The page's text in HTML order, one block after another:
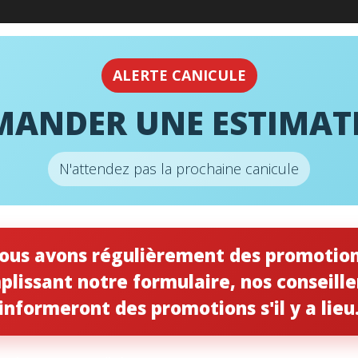
26Z89 – 20 X 22 X 5 (PQT. 2) –
– 20 x 22 x 5 (PQT. 2) – MERV 11
Filtre à air
– 20 x 22
11
125.00$
ALERTE CANICULE
UNE
N'attendez pas la prochaine canicule
avons régulièrement des
notre formulaire, nos
informeront des promotions s'il y a